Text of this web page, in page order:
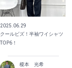
2025.06.29
クールビズ！半袖ワイシャツ
TOP6！
榎本 光希